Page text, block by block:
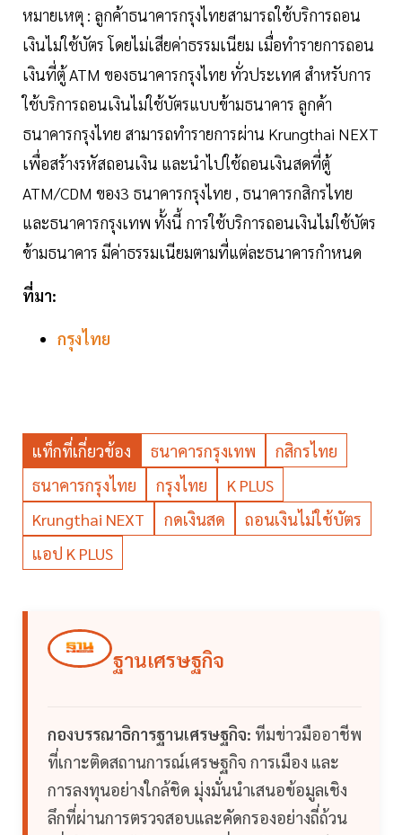
หมายเหตุ : ลูกค้าธนาคารกรุงไทยสามารถใช้บริการถอน
เงินไม่ใช้บัตร โดยไม่เสียค่าธรรมเนียม เมื่อทำรายการถอน
เงินที่ตู้ ATM ของธนาคารกรุงไทย ทั่วประเทศ สำหรับการ
ใช้บริการถอนเงินไม่ใช้บัตรแบบข้ามธนาคาร ลูกค้า
ธนาคารกรุงไทย สามารถทำรายการผ่าน Krungthai NEXT
เพื่อสร้างรหัสถอนเงิน และนำไปใช้ถอนเงินสดที่ตู้
ATM/CDM ของ3 ธนาคารกรุงไทย , ธนาคารกสิกรไทย
และธนาคารกรุงเทพ ทั้งนี้ การใช้บริการถอนเงินไม่ใช้บัตร
ข้ามธนาคาร มีค่าธรรมเนียมตามที่แต่ละธนาคารกำหนด
ที่มา:
กรุงไทย
แท็กที่เกี่ยวข้อง ธนาคารกรุงเทพ
กสิกรไทย
ธนาคารกรุงไทย
กรุงไทย
K PLUS
Krungthai NEXT
กดเงินสด
ถอนเงินไม่ใช้บัตร
แอป K PLUS
ฐานเศรษฐกิจ
กองบรรณาธิการฐานเศรษฐกิจ: ทีมข่าวมืออาชีพ
ที่เกาะติดสถานการณ์เศรษฐกิจ การเมือง และ
การลงทุนอย่างใกล้ชิด มุ่งมั่นนำเสนอข้อมูลเชิง
ลึกที่ผ่านการตรวจสอบและคัดกรองอย่างถี่ถ้วน